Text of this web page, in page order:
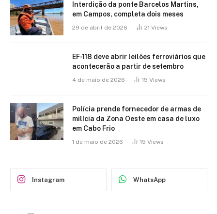
Interdição da ponte Barcelos Martins,
em Campos, completa dois meses
29 de abril de 2026 21 Views
EF-118 deve abrir leilões ferroviários que
acontecerão a partir de setembro
4 de maio de 2026 15 Views
Polícia prende fornecedor de armas de
milícia da Zona Oeste em casa de luxo
em Cabo Frio
1 de maio de 2026 15 Views
Instagram WhatsApp